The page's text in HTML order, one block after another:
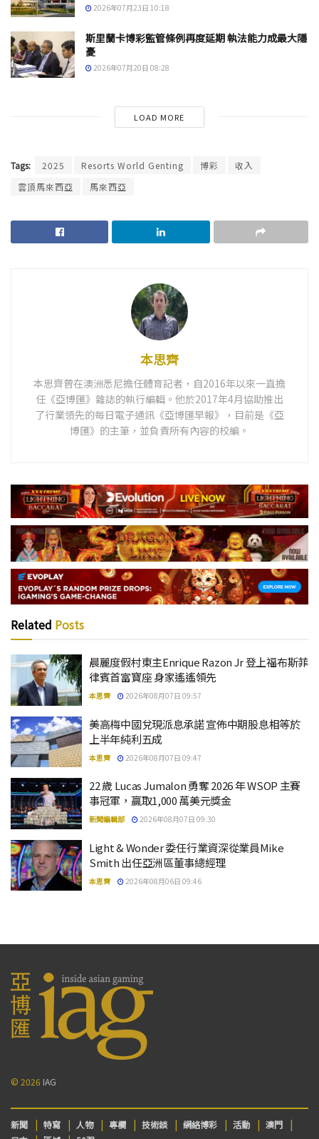
2026年07月23日 10:18
斯里蘭卡博彩監管條例再度延期 執法能力成最大隱
憂
2026年07月20日 08:28
LOAD MORE
Tags: 2025 Resorts World Genting 博彩
收入
雲頂馬來西亞
馬來西亞
本思齊
本思齊曾在澳洲悉尼擔任體育記者，自2016年以來一直擔
任《亞博匯》雜誌的執行編輯。他於2017年4月協助推出
了行業領先的每日電子通訊《亞博匯早報》，目前是《亞
博匯》的主筆，並負責所有內容的校編。
Related Posts
晨麗度假村東主Enrique Razon Jr 登上福布斯菲
律賓首富寶座 身家遙遙領先
本思齊 2026年08月07日 09:57
美高梅中國兌現派息承諾 宣佈中期股息相等於
上半年純利五成
本思齊 2026年08月07日 09:47
22 歲 Lucas Jumalon 勇奪 2026 年 WSOP 主賽
事冠軍，贏取1,000 萬美元獎金
新聞編輯部 2026年08月07日 09:30
Light & Wonder 委任行業資深從業員Mike
Smith 出任亞洲區董事總經理
本思齊 2026年08月06日 09:46
© 2026 IAG
新聞 特寫 人物 專欄 技術談 網絡博彩 活動
澳門